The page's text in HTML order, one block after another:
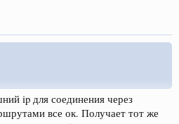
ip для соединения через
все ок. Получает тот же